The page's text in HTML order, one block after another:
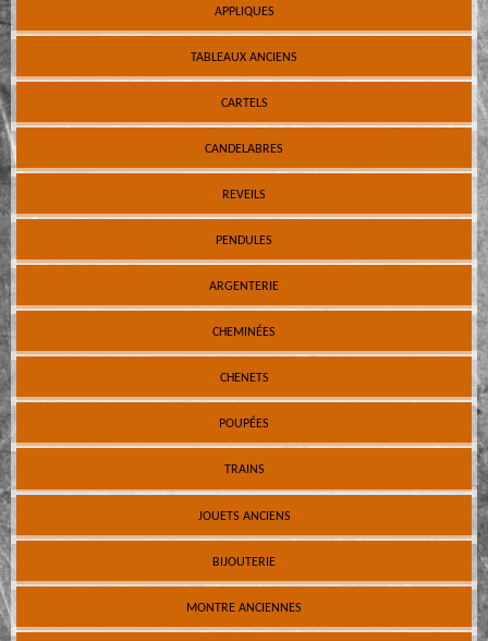
APPLIQUES
TABLEAUX ANCIENS
CARTELS
CANDELABRES
REVEILS
PENDULES
ARGENTERIE
CHEMINÉES
CHENETS
POUPÉES
TRAINS
JOUETS ANCIENS
BIJOUTERIE
MONTRE ANCIENNES